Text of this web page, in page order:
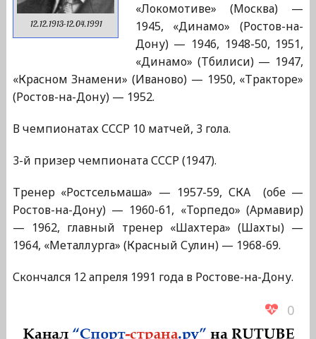
12.12.1913-12.04.1991
«Локомотиве» (Москва) —
1945, «Динамо» (Ростов-на-
Дону) — 1946, 1948-50, 1951,
«Динамо» (Тбилиси) — 1947,
«Красном Знамени» (Иваново) — 1950, «Тракторе»
(Ростов-на-Дону) — 1952.
В чемпионатах СССР 10 матчей, 3 гола.
3-й призер чемпионата СССР (1947).
Тренер «Ростсельмаша» — 1957-59, СКА (обе —
Ростов-на-Дону) — 1960-61, «Торпедо» (Армавир)
— 1962, главный тренер «Шахтера» (Шахты) —
1964, «Металлурга» (Красный Сулин) — 1968-69.
Скончался 12 апреля 1991 года в Ростове-на-Дону.
0